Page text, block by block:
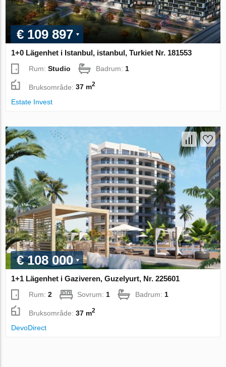
€ 109 897
1+0 Lägenhet i Istanbul, istanbul, Turkiet Nr. 181553
Rum:Studio Badrum: 1
Bruksområde:37 m2
Estate Invest
€ 108 000
1+1 Lägenhet i Gaziveren, Guzelyurt, Nr. 225601
Rum:2 Sovrum:1 Badrum:1
Bruksområde:37 m2
DevoDirect